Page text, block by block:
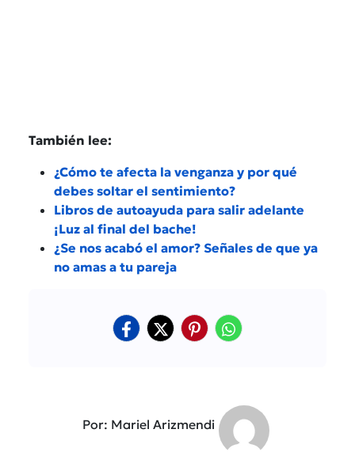
También lee:
¿Cómo te afecta la venganza y por qué
debes soltar el sentimiento?
Libros de autoayuda para salir adelante
¡Luz al final del bache!
¿Se nos acabó el amor? Señales de que ya
no amas a tu pareja
Por: Mariel Arizmendi